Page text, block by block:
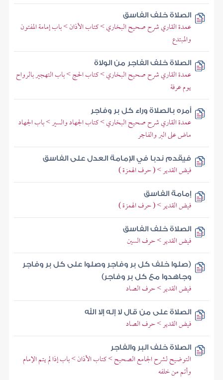
الصلاة خلف الفاسق
عمدة القاري شرح صحيح البخاري > كتاب الأذان > باب إمامة المفتون
والمبتدع
الصلاة خلف الفاجر من الولاة
عمدة القاري شرح صحيح البخاري > كتاب الحج > باب التهجير بالرواح
يوم عرفة
أمره بالصلاة وراء كل بر وفاجر
عمدة القاري شرح صحيح البخاري > كتاب الجهاد والسير > باب الجهاد
ماض على البر والفاجر
فيقدم ندبا في الإمامة العدل على الفاسق
فيض القدير > ( حرف الهمزة )
إمامة الفاسق
فيض القدير > ( حرف الهمزة )
الصلاة خلف الفاسق
فيض القدير > حرف السين
(صلوا خلف كل بر وفاجر وصلوا على كل بر وفاجر
وجاهدوا مع كل بر وفاجر)
فيض القدير > حرف الصاد
الصلاة على من قال لا إله إلا الله
فيض القدير > حرف الصاد
الصلاة خلف البر والفاجر
التوضيح لشرح الجامع الصحيح > كتاب الأذان > باب إذا لم يتم الإمام
وأتم من خلفه